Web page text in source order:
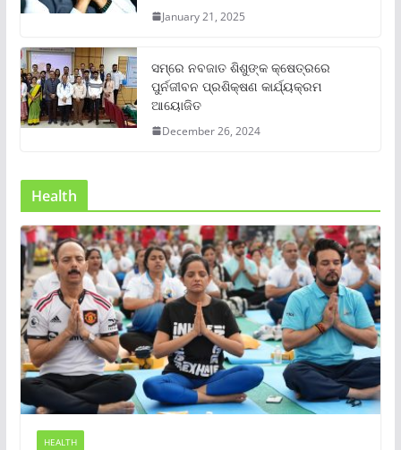
January 21, 2025
ସମ୍‌ରେ ନବଜାତ ଶିଶୁଙ୍କ କ୍ଷେତ୍ରରେ
ପୁର୍ନଜୀବନ ପ୍ରଶିକ୍ଷଣ କାର୍ଯ୍ୟକ୍ରମ
ଆୟୋଜିତ
December 26, 2024
Health
HEALTH